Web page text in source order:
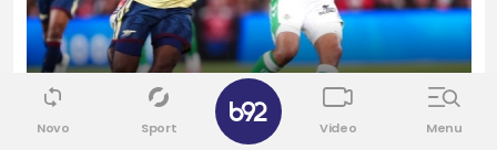
Fudbal
Betis očitao lekciju Arsenalu
Novo Sport Video Menu
✕